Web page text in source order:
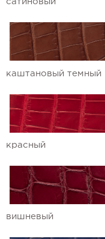
сатиновый
каштановый темный
красный
вишневый